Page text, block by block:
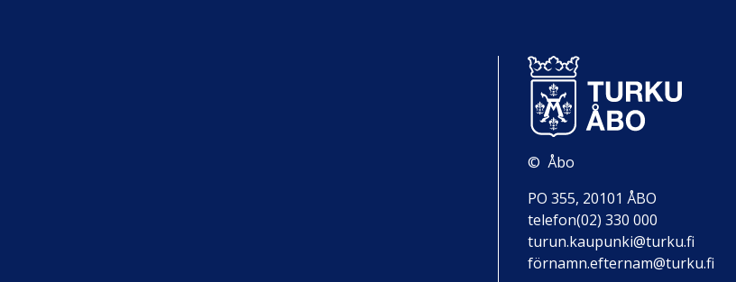
© Åbo
PO 355, 20101 ÅBO
telefon(02) 330 000
turun.kaupunki@turku.fi
förnamn.efternam@turku.fi